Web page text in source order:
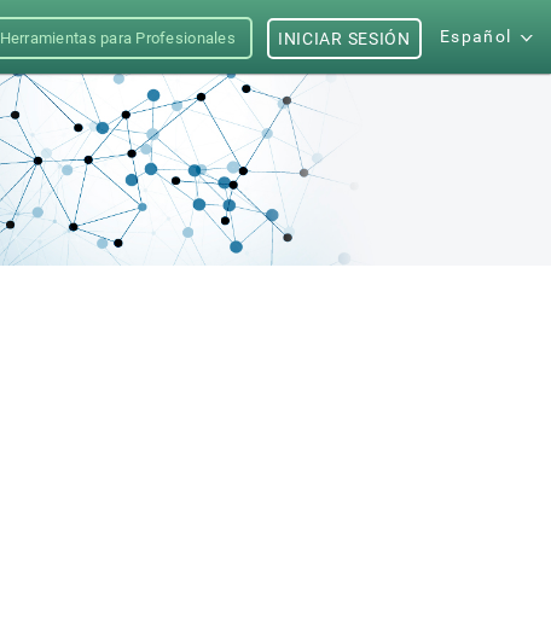
Herramientas para Profesionales Español
INICIAR SESIÓN